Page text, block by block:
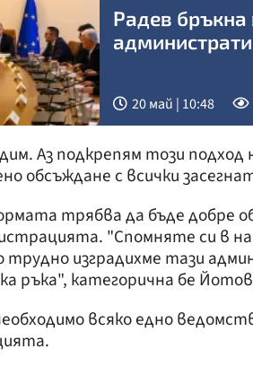
Радев бръкна
20 май | 10:48
Аз подкрепям този
обсъждане с всички
трябва да бъде добре
"Спомняте си в
трудно изградихме тази
ръка", категорична бе
всяко едно